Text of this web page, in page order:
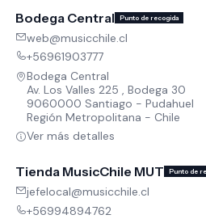
Bodega Central Punto de recogida
web@musicchile.cl
+56961903777
Bodega Central
Av. Los Valles 225 , Bodega 30
9060000 Santiago - Pudahuel
Región Metropolitana - Chile
Ver más detalles
Tienda MusicChile MUT Punto de
jefelocal@musicchile.cl
+56994894762